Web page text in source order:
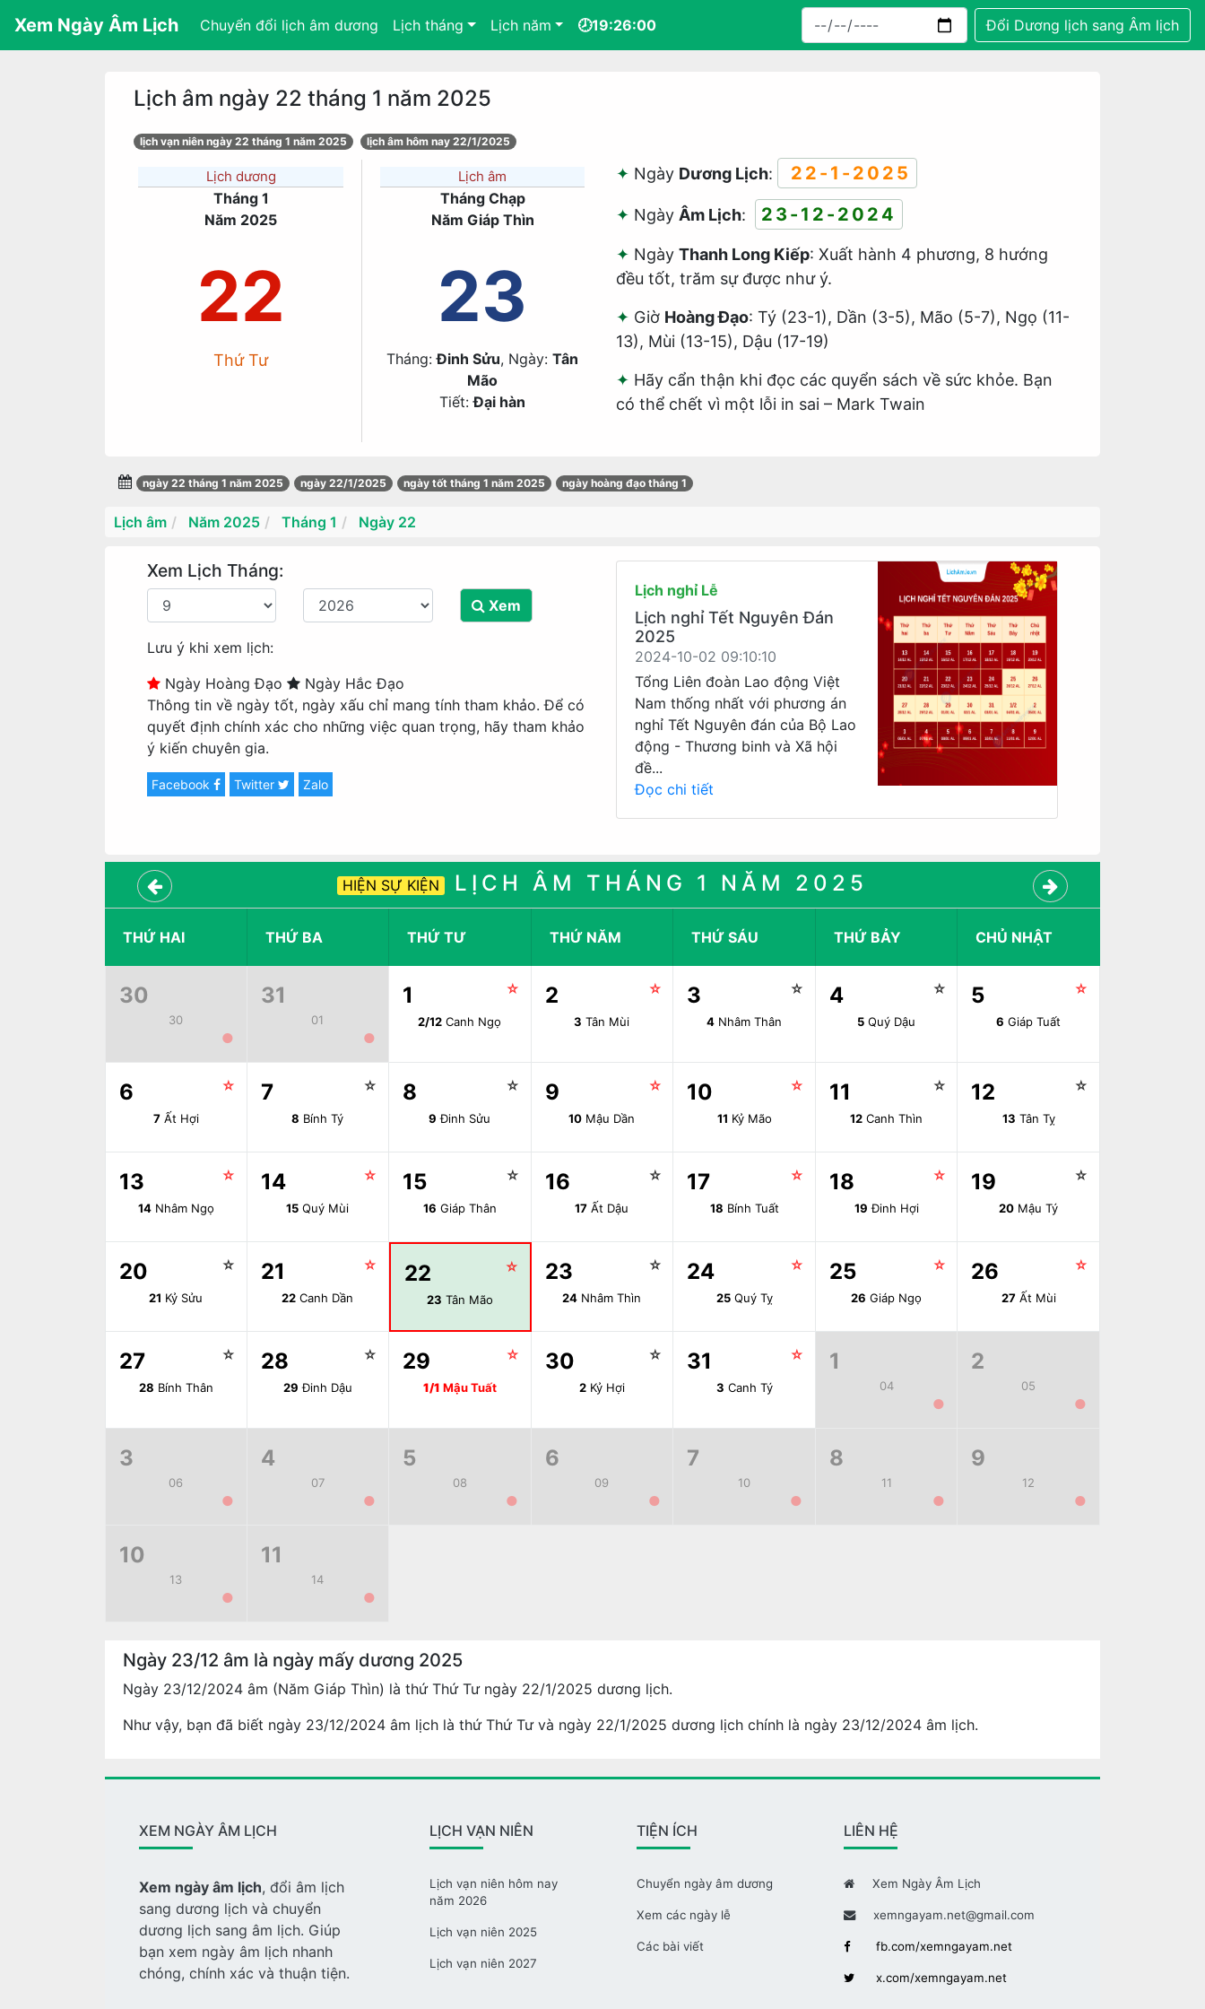
Xem Ngày Âm Lịch Chuyển đổi lịch âm dương Lịch tháng Lịch năm 🕗19:26:00 Đổi Dương lịch sang Âm lịch
Lịch âm ngày 22 tháng 1 năm 2025
lịch vạn niên ngày 22 tháng 1 năm 2025 lịch âm hôm nay 22/1/2025
Lịch dương
Tháng 1
Năm 2025
22
Thứ Tư
Lịch âm
Tháng Chạp
Năm Giáp Thìn
23
Tháng:Đinh Sửu, Ngày: Tân
Mão
Tiết:Đại hàn
Ngày Dương Lịch: 22-1-2025
Ngày Âm Lịch: 23-12-2024
Ngày Thanh Long Kiếp: Xuất hành 4 phương, 8 hướng
đều tốt, trăm sự được như ý.
Giờ Hoàng Đạo: Tý (23-1), Dần (3-5), Mão (5-7), Ngọ (11-
13), Mùi (13-15), Dậu (17-19)
Hãy cẩn thận khi đọc các quyển sách về sức khỏe. Bạn
có thể chết vì một lỗi in sai – Mark Twain
ngày 22 tháng 1 năm 2025 ngày 22/1/2025 ngày tốt tháng 1 năm 2025 ngày hoàng đạo tháng 1
Lịch âm Năm 2025 Tháng 1 Ngày 22
Xem Lịch Tháng:
Xem
Lưu ý khi xem lịch:
Ngày Hoàng Đạo
Ngày Hắc Đạo
Thông tin về ngày tốt, ngày xấu chỉ mang tính tham khảo. Để có
quyết định chính xác cho những việc quan trọng, hãy tham khảo
ý kiến chuyên gia.
Facebook Twitter Zalo
Lịch nghỉ Lễ
Lịch nghỉ Tết Nguyên Đán
2025
2024-10-02 09:10:10
Tổng Liên đoàn Lao động Việt
Nam thống nhất với phương án
nghỉ Tết Nguyên đán của Bộ Lao
động - Thương binh và Xã hội
đề...
Đọc chi tiết
HIỆN SỰ KIỆN LỊCH ÂM THÁNG 1 NĂM 2025
THỨ HAI THỨ BA THỨ TƯ THỨ NĂM THỨ SÁU THỨ BẢY CHỦ NHẬT
30
30
●
31
01
●
1 ☆
2/12 Canh Ngọ
2 ☆
3 Tân Mùi
3 ☆
4 Nhâm Thân
4 ☆
5 Quý Dậu
5 ☆
6 Giáp Tuất
6 ☆
7Ất Hợi
7 ☆
8 Bính Tý
8 ☆
9 Đinh Sửu
9 ☆
10 Mậu Dần
10 ☆
11 Kỷ Mão
11 ☆
12 Canh Thìn
12 ☆
13 Tân Tỵ
13 ☆
14Nhâm Ngọ
14 ☆
15 Quý Mùi
15 ☆
16 Giáp Thân
16 ☆
17 Ất Dậu
17 ☆
18 Bính Tuất
18 ☆
19 Đinh Hợi
19 ☆
20 Mậu Tý
20 ☆
21 Kỷ Sửu
21 ☆
22 Canh Dần
22 ☆
23 Tân Mão
23 ☆
24 Nhâm Thìn
24 ☆
25Quý Tỵ
25 ☆
26 Giáp Ngọ
26 ☆
27Ất Mùi
27 ☆
28 Bính Thân
28 ☆
29 Đinh Dậu
29 ☆
1/1 Mậu Tuất
30 ☆
2Kỷ Hợi
31 ☆
3 Canh Tý
1
04
●
2
05
●
3
06
●
4
07
●
5
08
●
6
09
●
7
10
●
8
11
●
9
12
●
10
13
●
11
14
●
Ngày 23/12 âm là ngày mấy dương 2025
Ngày 23/12/2024 âm (Năm Giáp Thìn) là thứ Thứ Tư ngày 22/1/2025 dương lịch.
Như vậy, bạn đã biết ngày 23/12/2024 âm lịch là thứ Thứ Tư và ngày 22/1/2025 dương lịch chính là ngày 23/12/2024 âm lịch.
XEM NGÀY ÂM LỊCH
Xem ngày âm lịch, đổi âm lịch
sang dương lịch và chuyển
dương lịch sang âm lịch. Giúp
bạn xem ngày âm lịch nhanh
chóng, chính xác và thuận tiện.
LỊCH VẠN NIÊN
Lịch vạn niên hôm nay
năm 2026
Lịch vạn niên 2025
Lịch vạn niên 2027
TIỆN ÍCH
Chuyển ngày âm dương
Xem các ngày lễ
Các bài viết
LIÊN HỆ
Xem Ngày Âm Lịch
xemngayam.net@gmail.com
fb.com/xemngayam.net
x.com/xemngayam.net